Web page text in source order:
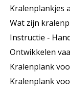
Kralenplankjes
Wat zijn
Instructie -
Ontwikkelen
Kralenplank
Kralenplank